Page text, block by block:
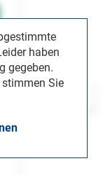
haben
gegeben.
stimmen Sie